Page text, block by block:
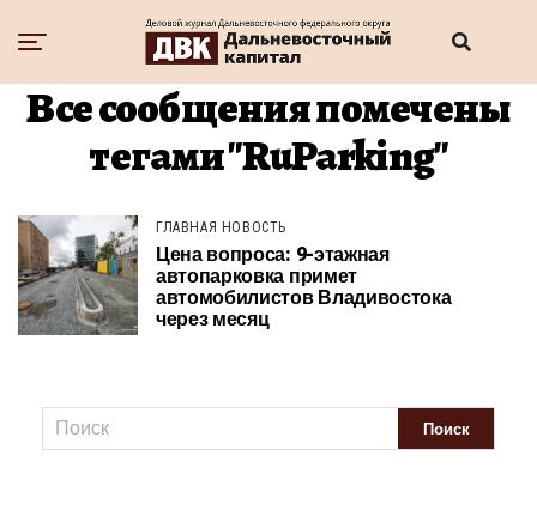
Все сообщения помечены
тегами "RuParking"
ГЛАВНАЯ НОВОСТЬ
Цена вопроса: 9-этажная
автопарковка примет
автомобилистов Владивостока
через месяц